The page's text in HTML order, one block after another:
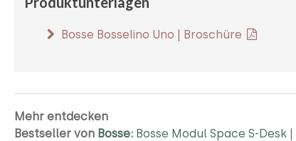
Bosse Bosselino Uno | Broschüre
Mehr entdecken
Bestseller von Bosse: Bosse Modul Space S-Desk |